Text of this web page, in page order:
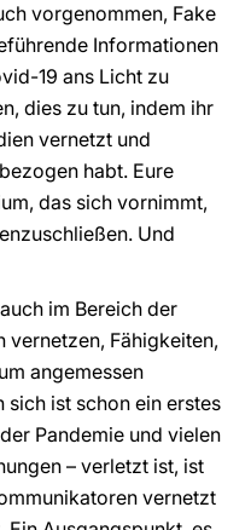
vorgenommen, Fake
Informationen
19 ans Licht zu
dies zu tun, indem ihr
vernetzt und
habt. Eure
das sich vornimmt,
Und
im Bereich der
Fähigkeiten,
angemessen
sich ist schon ein erstes
Pandemie und vielen
– verletzt ist, ist
vernetzt